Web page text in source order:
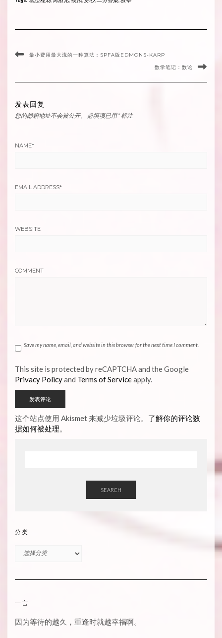
最小费用最大流的一种算法：SPFA版EDMONS-KARP
数学笔记：数论
发表回复
您的邮箱地址不会被公开。 必填项已用*标注
NAME*
EMAIL ADDRESS*
WEBSITE
COMMENT
Save my name, email, and website in this browser for the next time I comment.
This site is protected by reCAPTCHA and the Google
Privacy Policyand Terms of Serviceapply.
这个站点使用 Akismet 来减少垃圾评论。 了解你的评论数
据如何被处理。
SEARCH
分类
一言
因为等待的越久，重逢时就越幸福啊。